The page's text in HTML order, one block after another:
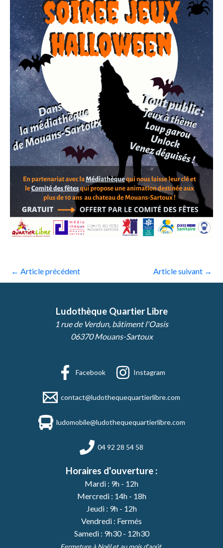
← Article précédent Article suivant →
Ludothèque Quartier Libre
1 rue de Verdun, bâtiment l'Oasis
06370 Mouans-Sartoux
Facebook Instagram
contact@ludothequequartierlibre.com
ludomobile@ludothequequartierlibre.com
04 92 28 54 58
Horaires d'ouverture :
Mardi : 9h - 12h
Mercredi : 14h - 18h
Jeudi : 9h - 12h
Vendredi : Fermés
Samedi : 9h30 - 12h30